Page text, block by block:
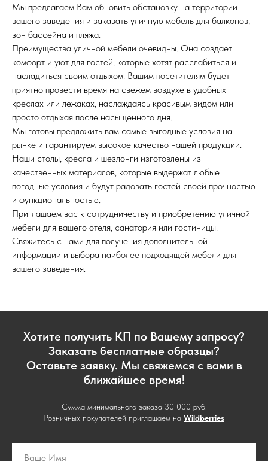
Мы предлагаем Вам обновить обстановку на территории
вашего заведения и заказать уличную мебель для балконов,
зон бассейна и пляжа.
Преимущества уличной мебели очевидны. Она создает
комфорт и уют для гостей, которые хотят расслабиться и
насладиться своим отдыхом. Вашим посетителям будет
приятно провести время на свежем воздухе в удобных
креслах или лежаках, наслаждаясь красивым видом или
просто отдыхая после насыщенного дня.
Мы готовы предложить вам самые выгодные условия на
рынке и гарантируем высокое качество нашей продукции.
Наши столы, кресла и шезлонги изготовлены из
качественных материалов, которые выдержат любые
погодные условия и будут радовать гостей своей прочностью
и функциональностью.
Приглашаем вас к сотрудничеству и приобретению уличной
мебели для вашего отеля, санатория или гостиницы.
Свяжитесь с нами для получения дополнительной
информации и выбора наиболее подходящей мебели для
вашего заведения.
Хотите получить КП по Вашему запросу?
Заказать бесплатные образцы?
Оставьте заявку. Мы свяжемся с вами в
ближайшее время!
Сумма минимального заказа 30 000 руб.
Розничных покупателей приглашаем на Wildberries